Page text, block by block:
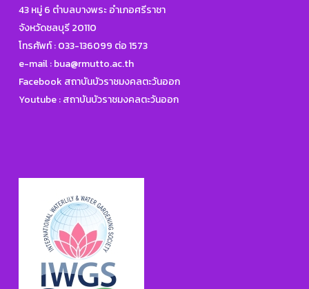
43 หมู่ 6 ตำบลบางพระ อำเภอศรีราชา
จังหวัดชลบุรี 20110
โทรศัพท์ :033-136099 ต่อ 1573
e-mail :bua@rmutto.ac.th
Facebook สถาบันบัวราชมงคลตะวันออก
Youtube : สถาบันบัวราชมงคลตะวันออก